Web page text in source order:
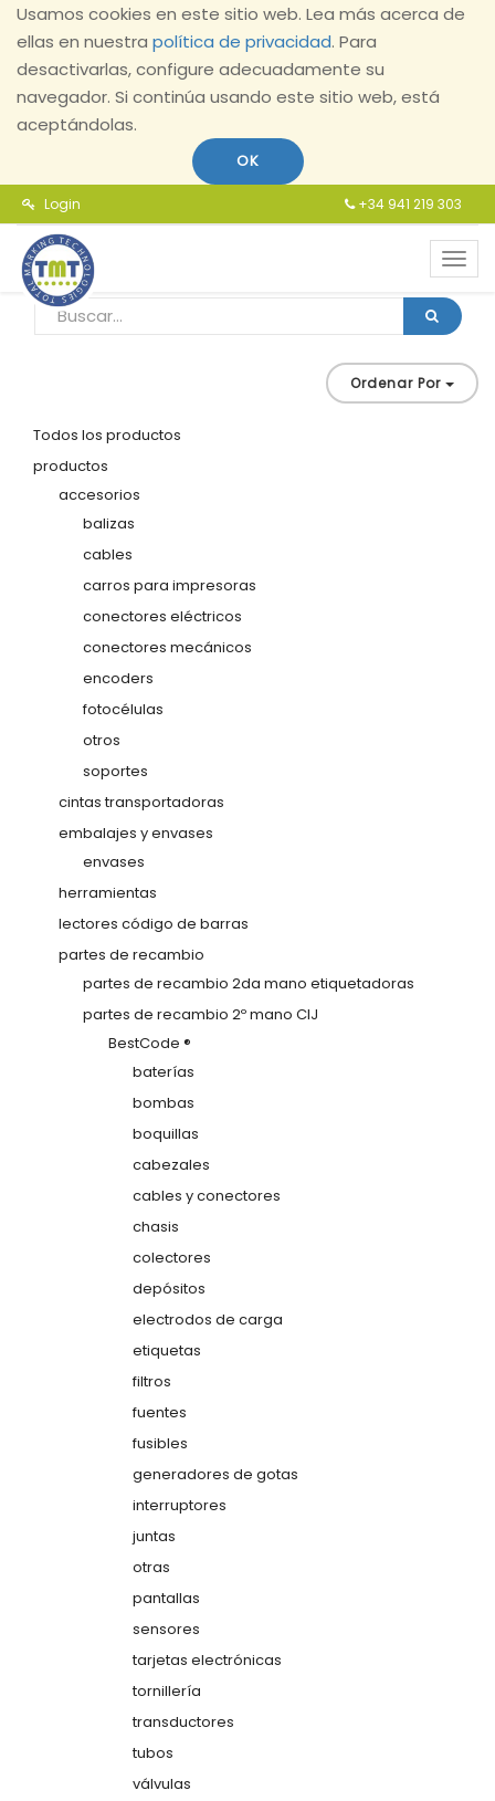
Usamos cookies en este sitio web. Lea más acerca de
ellas en nuestra política de privacidad. Para
desactivarlas, configure adecuadamente su
navegador. Si continúa usando este sitio web, está
aceptándolas.
OK
+34 941 219 303
Login
Ordenar Por
Todos los productos
productos
accesorios
balizas
cables
carros para impresoras
conectores eléctricos
conectores mecánicos
encoders
fotocélulas
otros
soportes
cintas transportadoras
embalajes y envases
envases
herramientas
lectores código de barras
partes de recambio
partes de recambio 2da mano etiquetadoras
partes de recambio 2º mano CIJ
BestCode ®
baterías
bombas
boquillas
cabezales
cables y conectores
chasis
colectores
depósitos
electrodos de carga
etiquetas
filtros
fuentes
fusibles
generadores de gotas
interruptores
juntas
otras
pantallas
sensores
tarjetas electrónicas
tornillería
transductores
tubos
válvulas